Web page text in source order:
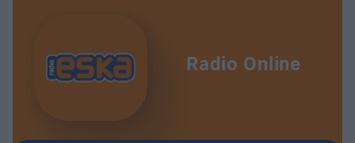
Radio Online